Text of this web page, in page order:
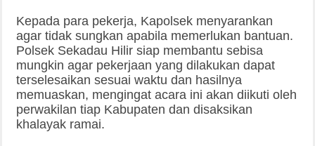
Kepada para pekerja, Kapolsek menyarankan
agar tidak sungkan apabila memerlukan bantuan.
Polsek Sekadau Hilir siap membantu sebisa
mungkin agar pekerjaan yang dilakukan dapat
terselesaikan sesuai waktu dan hasilnya
memuaskan, mengingat acara ini akan diikuti oleh
perwakilan tiap Kabupaten dan disaksikan
khalayak ramai.